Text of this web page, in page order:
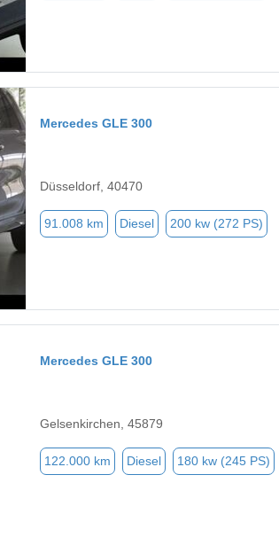
Mercedes GLE 300
Düsseldorf, 40470
91.008 km Diesel 200 kw (272 PS)
Mercedes GLE 300
Gelsenkirchen, 45879
122.000 km Diesel 180 kw (245 PS)